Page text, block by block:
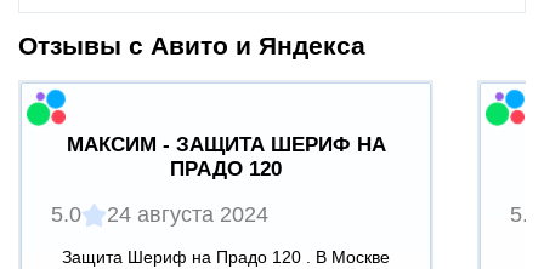
Отзывы с Авито и Яндекса
МАКСИМ - ЗАЩИТА ШЕРИФ НА
ПРАДО 120
5.0 24 августа 2024
Защита Шериф на Прадо 120 . В Москве
5.0